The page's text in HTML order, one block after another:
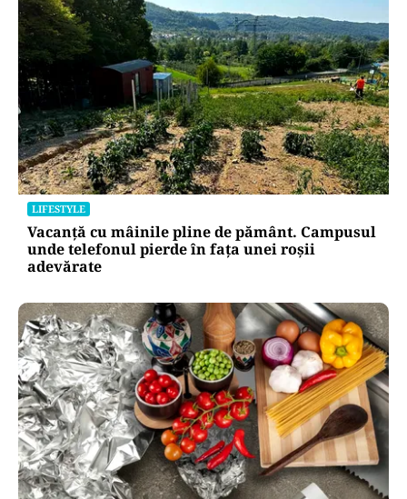
LIFESTYLE
Vacanță cu mâinile pline de pământ. Campusul
unde telefonul pierde în fața unei roșii
adevărate